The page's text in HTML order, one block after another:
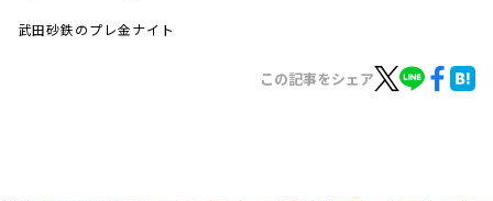
武田砂鉄のプレ金ナイト
この記事をシェア